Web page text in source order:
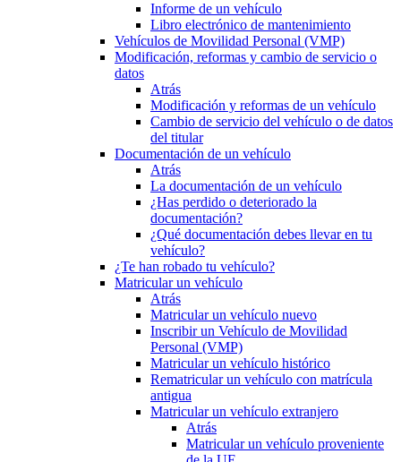
Informe de un vehículo
Libro electrónico de mantenimiento
Vehículos de Movilidad Personal (VMP)
Modificación, reformas y cambio de servicio o
datos
Atrás
Modificación y reformas de un vehículo
Cambio de servicio del vehículo o de datos
del titular
Documentación de un vehículo
Atrás
La documentación de un vehículo
¿Has perdido o deteriorado la
documentación?
¿Qué documentación debes llevar en tu
vehículo?
¿Te han robado tu vehículo?
Matricular un vehículo
Atrás
Matricular un vehículo nuevo
Inscribir un Vehículo de Movilidad
Personal (VMP)
Matricular un vehículo histórico
Rematricular un vehículo con matrícula
antigua
Matricular un vehículo extranjero
Atrás
Matricular un vehículo proveniente